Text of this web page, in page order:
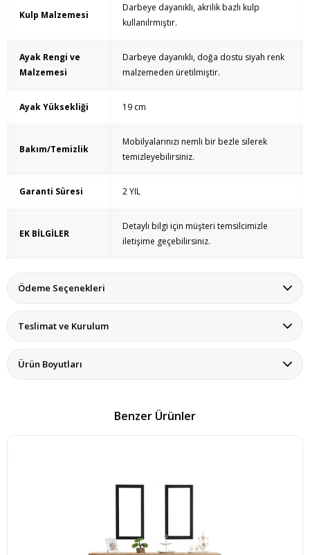
Kulp Malzemesi
Darbeye dayanıklı, akrilik bazlı kulp
kullanılrmıştır.
Ayak Rengi ve
Malzemesi
Darbeye dayanıklı, doğa dostu siyah renk
malzemeden üretilmiştir.
Ayak Yüksekliği 19 cm
Bakım/Temizlik
Mobilyalarınızı nemli bir bezle silerek
temizleyebilirsiniz.
Garanti Süresi 2 YIL
EK BİLGİLER
Detaylı bilgi için müşteri temsilcimizle
iletişime geçebilirsiniz.
Ödeme Seçenekleri
Teslimat ve Kurulum
Ürün Boyutları
Benzer Ürünler